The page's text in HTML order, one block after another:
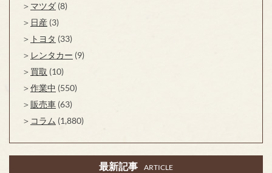
マツダ (8)
日産 (3)
トヨタ (33)
レンタカー (9)
買取 (10)
作業中 (550)
販売車 (63)
コラム (1,880)
最新記事 ARTICLE